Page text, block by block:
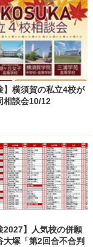
】横須賀の私立4校が
談会10/12
2027】人気校の併願
塚「第2回合不合判